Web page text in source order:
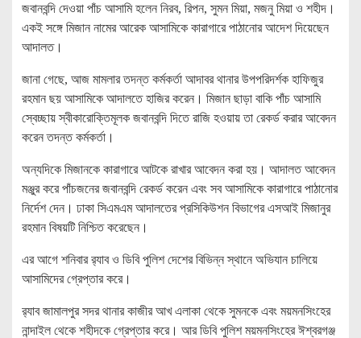
জবানবন্দি দেওয়া পাঁচ আসামি হলেন নিরব, রিপন, সুমন মিয়া, মজনু মিয়া ও শহীদ।
একই সঙ্গে মিজান নামের আরেক আসামিকে কারাগারে পাঠানোর আদেশ দিয়েছেন
আদালত।
জানা গেছে, আজ মামলার তদন্ত কর্মকর্তা আদাবর থানার উপপরিদর্শক হাফিজুর
রহমান ছয় আসামিকে আদালতে হাজির করেন। মিজান ছাড়া বাকি পাঁচ আসামি
স্বেচ্ছায় স্বীকারোক্তিমূলক জবানবন্দি দিতে রাজি হওয়ায় তা রেকর্ড করার আবেদন
করেন তদন্ত কর্মকর্তা।
অন্যদিকে মিজানকে কারাগারে আটকে রাখার আবেদন করা হয়। আদালত আবেদন
মঞ্জুর করে পাঁচজনের জবানবন্দি রেকর্ড করেন এবং সব আসামিকে কারাগারে পাঠানোর
নির্দেশ দেন। ঢাকা সিএমএম আদালতের প্রসিকিউশন বিভাগের এসআই মিজানুর
রহমান বিষয়টি নিশ্চিত করেছেন।
এর আগে শনিবার র‍্যাব ও ডিবি পুলিশ দেশের বিভিন্ন স্থানে অভিযান চালিয়ে
আসামিদের গ্রেপ্তার করে।
র‍্যাব জামালপুর সদর থানার কাজীর আখ এলাকা থেকে সুমনকে এবং ময়মনসিংহের
নান্দাইল থেকে শহীদকে গ্রেপ্তার করে। আর ডিবি পুলিশ ময়মনসিংহের ঈশ্বরগঞ্জ